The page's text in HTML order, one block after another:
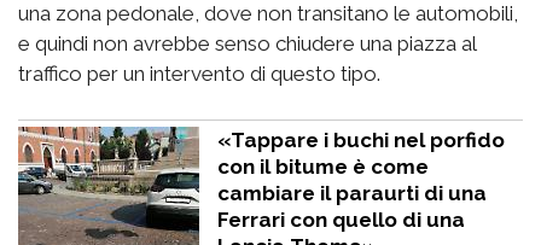
una zona pedonale, dove non transitano le automobili,
e quindi non avrebbe senso chiudere una piazza al
traffico per un intervento di questo tipo.
«Tappare i buchi nel porfido
con il bitume è come
cambiare il paraurti di una
Ferrari con quello di una